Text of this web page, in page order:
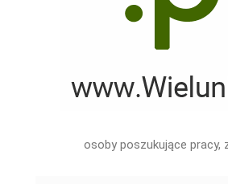
osoby poszukujące pracy,